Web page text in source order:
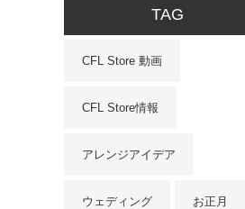
TAG
CFL Store 動画
CFL Store情報
アレンジアイデア
ウェディング お正月